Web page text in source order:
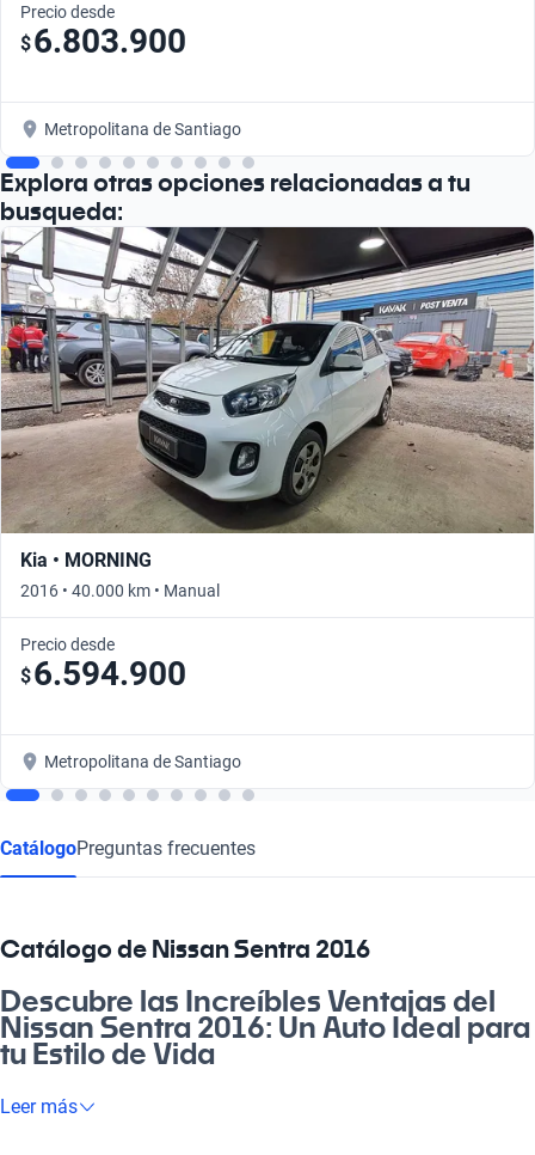
Precio desde
$6.803.900
Metropolitana de Santiago
Explora otras opciones relacionadas a tu
busqueda:
Kia • MORNING
2016 • 40.000 km • Manual
Precio desde
$6.594.900
Metropolitana de Santiago
CatálogoPreguntas frecuentes
Catálogo de Nissan Sentra 2016
Descubre las Increíbles Ventajas del
Nissan Sentra 2016: Un Auto Ideal para
tu Estilo de Vida
Si buscas un auto que combine confort, tecnología y eficiencia,
Leer más